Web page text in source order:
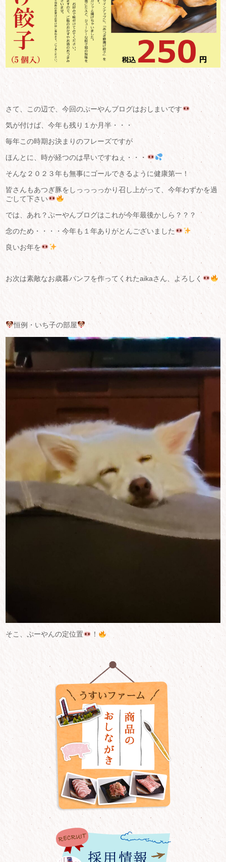
さて、この辺で、今回のぷーやんブログはおしまいです
気が付けば、今年も残り１か月半・・・
毎年この時期お決まりのフレーズですが
ほんとに、時が経つのは早いですねぇ・・・
そんな２０２３年も無事にゴールできるように健康第一！
皆さんもあつぎ豚をしっっっっかり召し上がって、今年わずかを過
ごして下さい
では、あれ？ぷーやんブログはこれが今年最後かしら？？？
念のため・・・・今年も１年ありがとんございました
良いお年を
お次は素敵なお歳暮パンフを作ってくれたaikaさん、よろしく
恒例・いち子の部屋
そこ、ぷーやんの定位置 ！